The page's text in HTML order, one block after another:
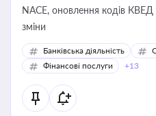
NACE, оновлення кодів КВЕД
зміни
Банківська діяльність
Фінансові послуги
+13